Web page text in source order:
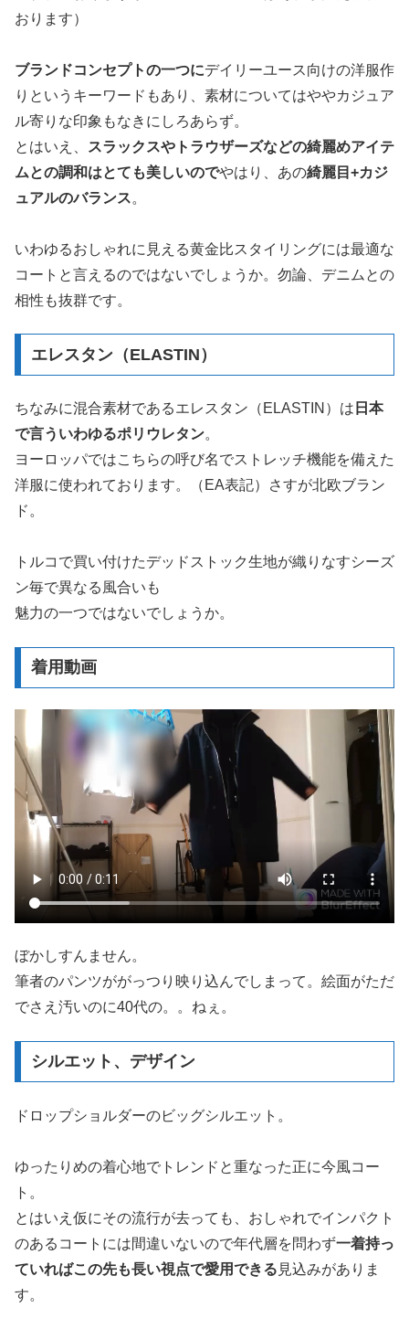
おります）
ブランドコンセプトの一つにデイリーユース向けの洋服作
りというキーワードもあり、素材についてはややカジュア
ル寄りな印象もなきにしろあらず。
とはいえ、
スラックスやトラウザーズなどの綺麗めアイテ
ムとの調和はとても美しいのでやはり、あの綺麗目+カジ
ュアルのバランス。
いわゆるおしゃれに見える黄金比スタイリングには最適な
コートと言えるのではないでしょうか。勿論、デニムとの
相性も抜群です。
エレスタン（ELASTIN）
ちなみに混合素材であるエレスタン（ELASTIN）は 日本
で言ういわゆるポリウレタン。
ヨーロッパではこちらの呼び名でストレッチ機能を備えた
洋服に使われております。（EA表記）さすが北欧ブラン
ド。
トルコで買い付けたデッドストック生地が織りなすシーズ
ン毎で異なる風合いも
魅力の一つではないでしょうか。
着用動画
ぼかしすんません。
筆者のパンツががっつり映り込んでしまって。絵面がただ
でさえ汚いのに40代の。。ねぇ。
シルエット、デザイン
ドロップショルダーのビッグシルエット。
ゆったりめの着心地でトレンドと重なった正に今風コー
ト。
とはいえ仮にその流行が去っても、おしゃれでインパクト
のあるコートには間違いないので年代層を問わず一着持っ
ていればこの先も長い視点で愛用できる 見込みがありま
す。